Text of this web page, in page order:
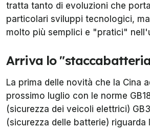
tratta tanto di evoluzioni che
particolari sviluppi tecnologici,
molto più semplici e "pratici"
Arriva lo
La prima delle novità che la Cina
prossimo luglio con le norme
(sicurezza dei veicoli elettrici)
(sicurezza delle batterie) riguarda